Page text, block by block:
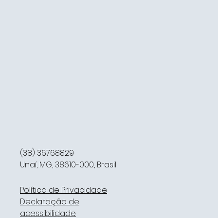
(38) 36768829
Unaí, MG, 38610-000, Brasil
Política de Privacidade
Declaração de
acessibilidade